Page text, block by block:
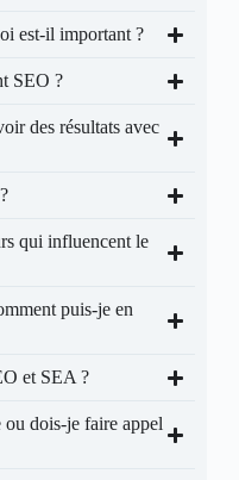
est-il important ?
SEO ?
des résultats avec
qui influencent le
puis-je en
et SEA ?
dois-je faire appel